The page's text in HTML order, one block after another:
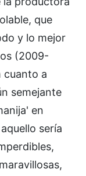
que
y lo mejor
(2009-
cuanto a
semejante
en
sería